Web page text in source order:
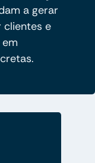
a gerar
clientes e